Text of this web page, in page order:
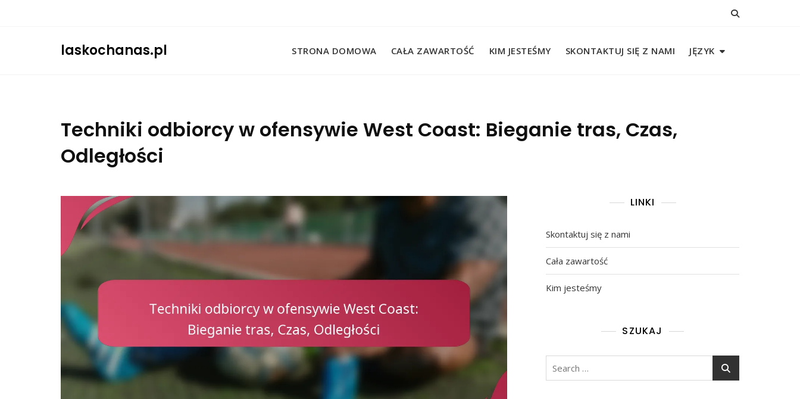
laskochanas.pl STRONA DOMOWA CAŁA ZAWARTOŚĆ KIM JESTEŚMY SKONTAKTUJ SIĘ Z NAMI JĘZYK
Techniki odbiorcy w ofensywie West Coast: Bieganie tras, Czas,
Odległości
LINKI
Skontaktuj się z nami
Cała zawartość
Kim jesteśmy
SZUKAJ
Search